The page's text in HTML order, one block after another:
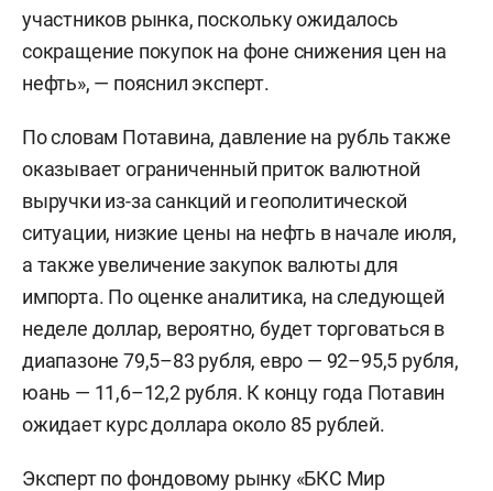
участников рынка, поскольку ожидалось
сокращение покупок на фоне снижения цен на
нефть», — пояснил эксперт.
По словам Потавина, давление на рубль также
оказывает ограниченный приток валютной
выручки из-за санкций и геополитической
ситуации, низкие цены на нефть в начале июля,
а также увеличение закупок валюты для
импорта. По оценке аналитика, на следующей
неделе доллар, вероятно, будет торговаться в
диапазоне 79,5–83 рубля, евро — 92–95,5 рубля,
юань — 11,6–12,2 рубля. К концу года Потавин
ожидает курс доллара около 85 рублей.
Эксперт по фондовому рынку «БКС Мир